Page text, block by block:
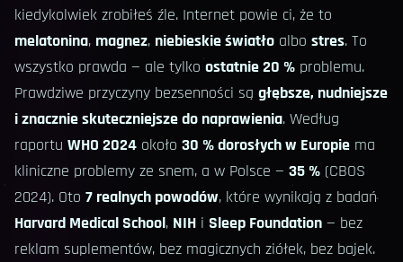
kiedykolwiek zrobiłeś źle. Internet powie ci, że to
melatonina, magnez, niebieskie światło albo stres. To
wszystko prawda — ale tylko ostatnie 20 % problemu.
Prawdziwe przyczyny bezsenności są głębsze, nudniejsze
i znacznie skuteczniejsze do naprawienia. Według
raportu WHO 2024 około 30 % dorosłych w Europie ma
kliniczne problemy ze snem, a w Polsce — 35 % (CBOS
2024). Oto 7 realnych powodów, które wynikają z badań
Harvard Medical School, NIH i Sleep Foundation — bez
reklam suplementów, bez magicznych ziółek, bez bajek.